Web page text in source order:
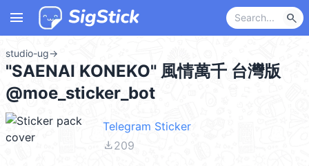
menu search
studio-ug→
"SAENAI KONEKO" 風情萬千 台灣版
@moe_sticker_bot
Telegram Sticker
file_download209